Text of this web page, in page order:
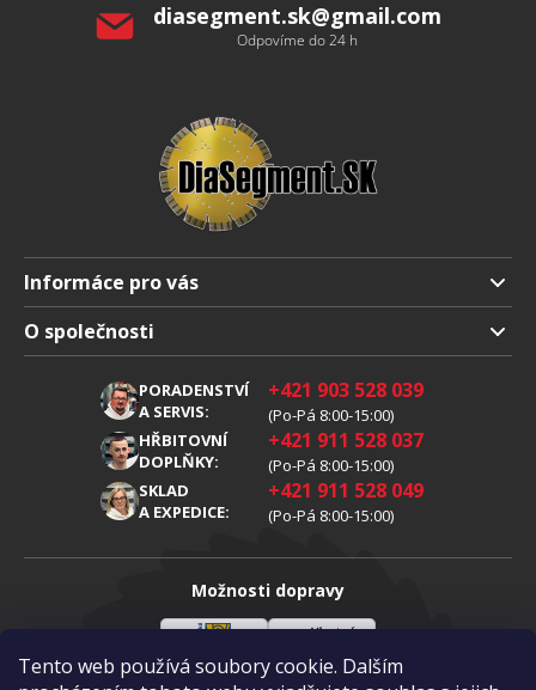
Tento web používá soubory cookie. Dalším
diasegment.sk@gmail.com
Odpovíme do 24 h
Informáce pro vás
Doprava a platba
Obchodní podmienky
Reklamáce
Zpracování osobních údajů
O společnosti
PORADENSTVÍ
A SERVIS:
+421 903 528 039
(Po-Pá 8:00-15:00)
HŘBITOVNÍ
DOPLŇKY:
+421 911 528 037
(Po-Pá 8:00-15:00)
SKLAD
A EXPEDICE:
+421 911 528 049
(Po-Pá 8:00-15:00)
Možnosti dopravy
Slovenská
Vlastní
Možnosti platby